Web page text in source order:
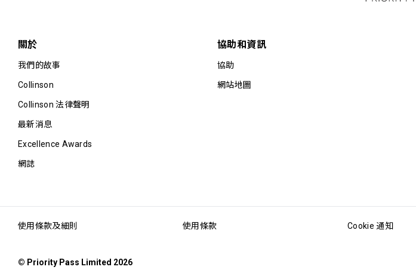
關於
我們的故事
Collinson
Collinson 法律聲明
最新消息
Excellence Awards
網誌
協助和資訊
協助
網站地圖
使用條款及細則 使用條款 Cookie 通知
© Priority Pass Limited 2026